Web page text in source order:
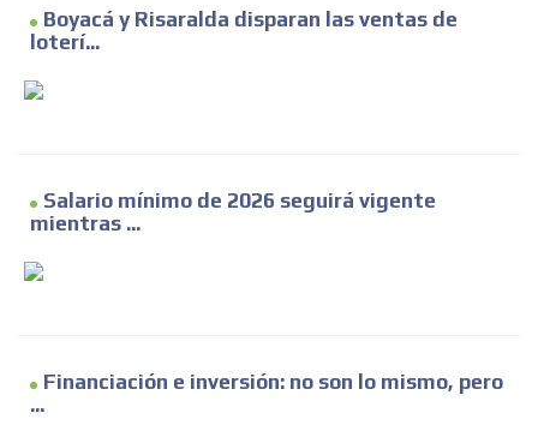
Boyacá y Risaralda disparan las ventas de
loterí...
Salario mínimo de 2026 seguirá vigente
mientras ...
Financiación e inversión: no son lo mismo, pero
...